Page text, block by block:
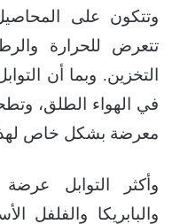
وتتكون على
تتعرض للحرارة
التخزين. وبما أن
في الهواء الطلق،
معرضة بشكل خاص
وأكثر التوابل
والبابريكا والفلفل